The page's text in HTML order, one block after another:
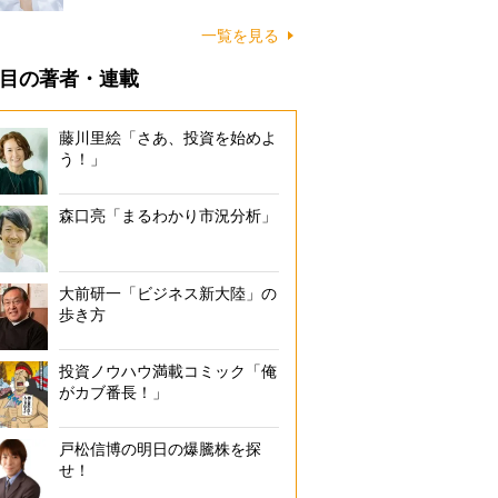
一覧を見る
の著者・連載
藤川里絵「さあ、投資を始めよ
う！」
森口亮「まるわかり市況分析」
大前研一「ビジネス新大陸」の
歩き方
投資ノウハウ満載コミック「俺
がカブ番長！」
戸松信博の明日の爆騰株を探
せ！